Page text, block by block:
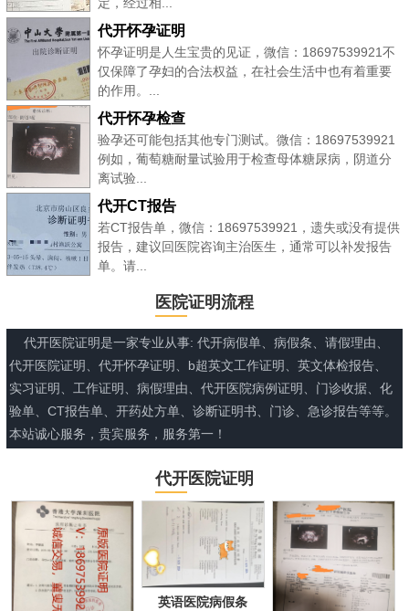
代开怀孕证明
怀孕证明是人生宝贵的见证，微信：18697539921不
仅保障了孕妇的合法权益，在社会生活中也有着重要
的作用。...
代开怀孕检查
验孕还可能包括其他专门测试。微信：18697539921
例如，葡萄糖耐量试验用于检查母体糖尿病，阴道分
离试验...
代开CT报告
若CT报告单，微信：18697539921，遗失或没有提供
报告，建议回医院咨询主治医生，通常可以补发报告
单。请...
医院证明流程
代开医院证明是一家专业从事: 代开病假单、病假条、请假理由、
代开医院证明、代开怀孕证明、b超英文工作证明、英文体检报告、
实习证明、工作证明、病假理由、代开医院病例证明、门诊收据、化
验单、CT报告单、开药处方单、诊断证明书、门诊、急诊报告等等。
本站诚心服务，贵宾服务，服务第一！
代开医院证明
英语医院病假条